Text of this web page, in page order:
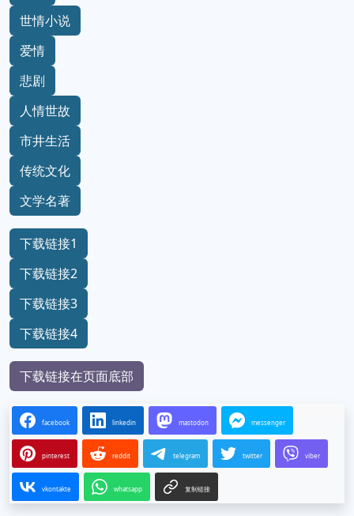
世情小说
爱情
悲剧
人情世故
市井生活
传统文化
文学名著
下载链接1
下载链接2
下载链接3
下载链接4
下载链接在页面底部
facebook linkedin mastodon messenger
pinterest reddit telegram twitter viber
vkontakte whatsapp 复制链接